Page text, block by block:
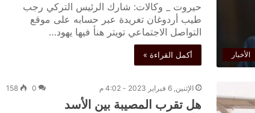
الأخبار
حيروت _ وكالات: شارك الرئيس التركي رجب
طيب أردوغان تغريدة عبر حسابه على موقع
التواصل الاجتماعي تويتر هنأ فيها يهود…
أكمل القراءة »
الإثنين, 6 فبراير 2023 - 4:02 م 0
158
هل تقرب المصيبة بين الأسد